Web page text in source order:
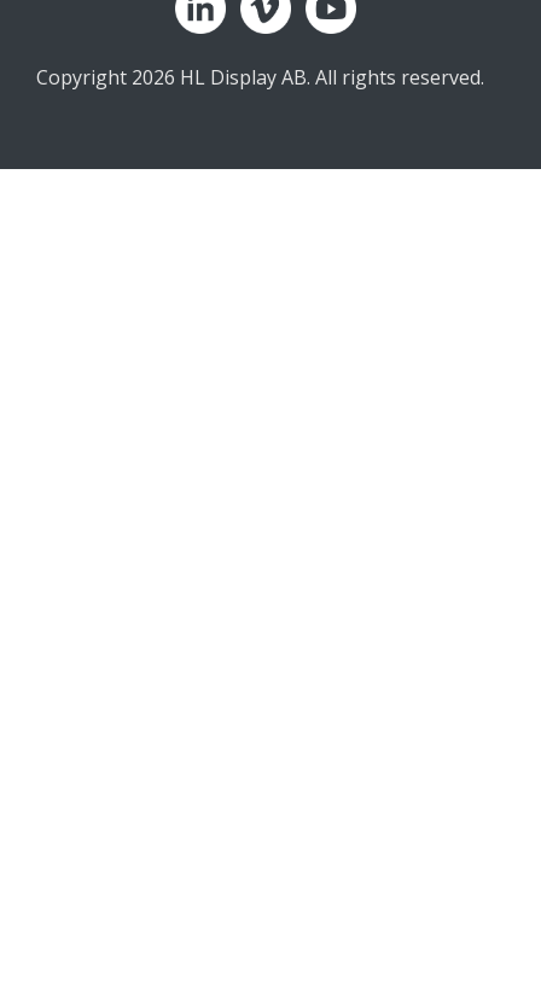
Copyright 2026 HL Display AB. All rights reserved.